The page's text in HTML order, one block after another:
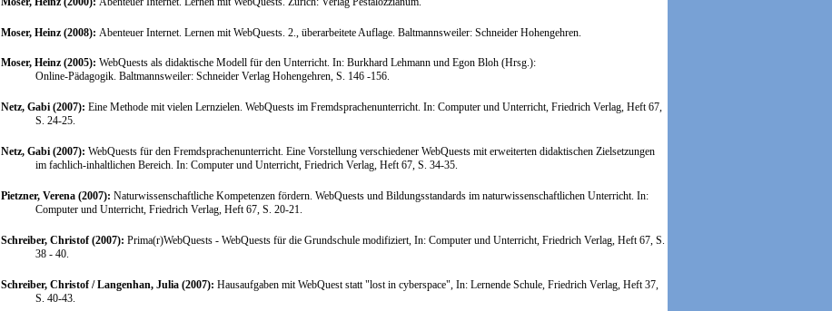
Moser, Heinz (2008): Abenteuer Internet. Lernen mit WebQuests. 2., überarbeitete Auflage. Baltmannsweiler: Schneider Hohengehren.
Moser, Heinz (2005): WebQuests als didaktische Modell für den Unterricht. In: Burkhard Lehmann und Egon Bloh (Hrsg.):
Online-Pädagogik. Baltmannsweiler: Schneider Verlag Hohengehren, S. 146 -156.
Netz, Gabi (2007): Eine Methode mit vielen Lernzielen. WebQuests im Fremdsprachenunterricht. In: Computer und Unterricht, Friedrich Verlag, Heft 67,
S. 24-25.
Netz, Gabi (2007): WebQuests für den Fremdsprachenunterricht. Eine Vorstellung verschiedener WebQuests mit erweiterten didaktischen Zielsetzungen
im fachlich-inhaltlichen Bereich. In: Computer und Unterricht, Friedrich Verlag, Heft 67, S. 34-35.
Pietzner, Verena (2007): Naturwissenschaftliche Kompetenzen fördern. WebQuests und Bildungsstandards im naturwissenschaftlichen Unterricht. In:
Computer und Unterricht, Friedrich Verlag, Heft 67, S. 20-21.
Schreiber, Christof (2007): Prima(r)WebQuests - WebQuests für die Grundschule modifiziert, In: Computer und Unterricht, Friedrich Verlag, Heft 67, S.
38 - 40.
Schreiber, Christof / Langenhan, Julia (2007): Hausaufgaben mit WebQuest statt "lost in cyberspace", In: Lernende Schule, Friedrich Verlag, Heft 37,
S. 40-43.